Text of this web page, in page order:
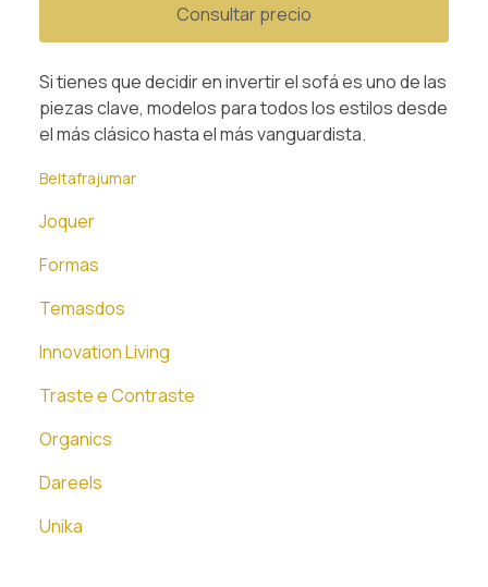
Consultar precio
Si tienes que decidir en invertir el sofá es uno de las
piezas clave, modelos para todos los estilos desde
el más clásico hasta el más vanguardista.
Beltafrajumar
Joquer
Formas
Temasdos
Innovation Living
Traste e Contraste
Organics
Dareels
Unika